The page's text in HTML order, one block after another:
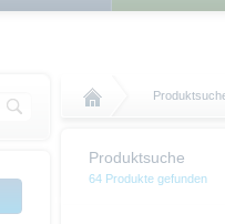
Produktsuche
64 Produkte gefunden